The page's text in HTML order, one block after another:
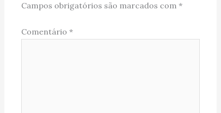
Campos obrigatórios são marcados com *
Comentário *